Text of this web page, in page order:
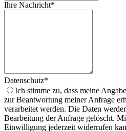
Ihre Nachricht*
Datenschutz*
Ich stimme zu, dass meine
zur Beantwortung meiner Anfrage
verarbeitet werden. Die Daten
Bearbeitung der Anfrage gelöscht.
Einwilligung jederzeit widerrufen